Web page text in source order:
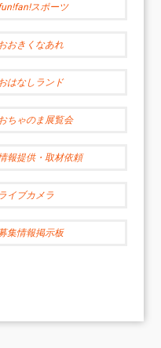
スポーツ
おきくなあれ
はなしランド
ちゃのま展覧会
報提供・取材依頼
ライブカメラ
集情報掲示板